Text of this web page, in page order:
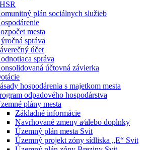
plán sociálnych služieb
mesta
správa
účet
správa
účtovná závierka
hospodárenia s majetkom mesta
odpadového hospodárstva
plány mesta
Základné informácie
Navrhované zmeny a⁄alebo doplnky
Územný plán mesta Svit
Územný projekt zóny sídliska „E“ Svit